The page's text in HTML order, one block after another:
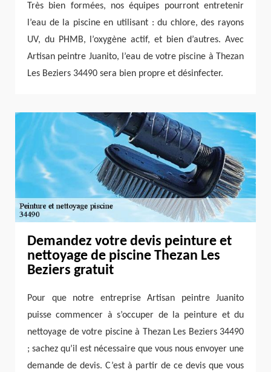
Très bien formées, nos équipes pourront entretenir
l’eau de la piscine en utilisant : du chlore, des rayons
UV, du PHMB, l’oxygène actif, et bien d’autres. Avec
Artisan peintre Juanito, l’eau de votre piscine à Thezan
Les Beziers 34490 sera bien propre et désinfecter.
Demandez votre devis peinture et
nettoyage de piscine Thezan Les
Beziers gratuit
Pour que notre entreprise Artisan peintre Juanito
puisse commencer à s’occuper de la peinture et du
nettoyage de votre piscine à Thezan Les Beziers 34490
; sachez qu’il est nécessaire que vous nous envoyer une
demande de devis. C’est à partir de ce devis que vous